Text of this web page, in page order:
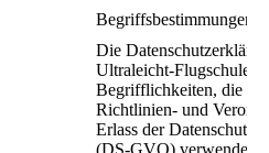
Begriffsbestimmungen
Die
Ultraleicht-Flugschule
Begrifflichkeiten, die
Richtlinien- und
Erlass der Datenschutz-